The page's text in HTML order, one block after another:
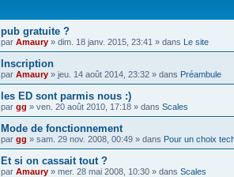
pub gratuite ?
par Amaury » dim. 18 janv. 2015, 23:41 » dans Le site
Inscription
par Amaury » jeu. 14 août 2014, 23:32 » dans Préambule
les ED sont parmis nous :)
par gg » ven. 20 août 2010, 17:18 » dans Scales
Mode de fonctionnement
par gg » sam. 29 nov. 2008, 00:49 » dans Pour un choix
Et si on cassait tout ?
par Amaury » mer. 28 mai 2008, 10:30 » dans Scales